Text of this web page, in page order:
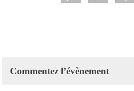
Commentez l’évènement